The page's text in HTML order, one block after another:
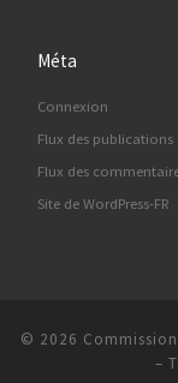
Méta
Connexion
Flux des publications
Flux des
Site de WordPress-FR
© 2026
–